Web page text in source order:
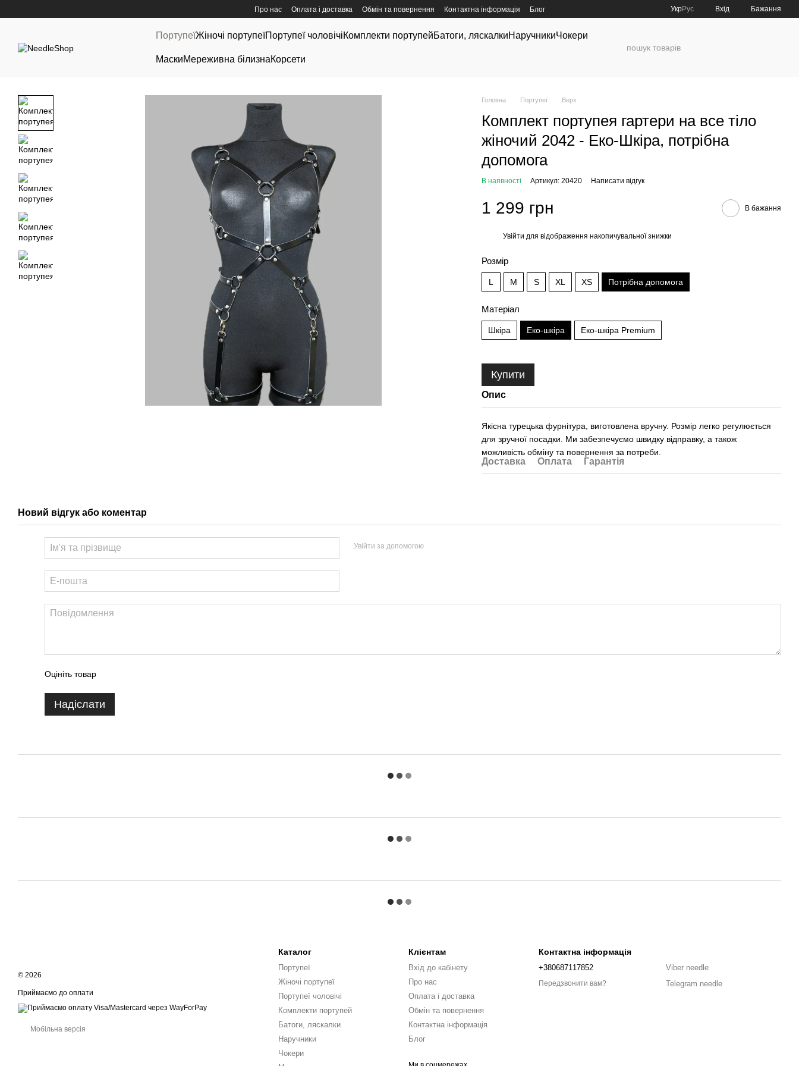
Про нас Оплата і доставка Обмін та повернення Контактна інформація Блог УкрРус Вхід Бажання
ПортупеїЖіночі портупеїПортупеї чоловічіКомплекти портупейБатоги, ляскалкиНаручникиЧокери
МаскиМереживна білизнаКорсети
Головна Портупеї Верх
Комплект портупея гартери на все тіло
жіночий 2042 - Еко-Шкіра, потрібна
допомога
В наявності Артикул: 20420 Написати відгук
1 299 грн В бажання
Увійти для відображення накопичувальної знижки
Розмір
L M S XL XS Потрібна допомога
Матеріал
Шкіра Еко-шкіра Еко-шкіра Premium
Купити
Опис
Якісна турецька фурнітура, виготовлена вручну. Розмір легко регулюється
для зручної посадки. Ми забезпечуємо швидку відправку, а також
можливість обміну та повернення за потреби.
Доставка Оплата Гарантія
Новий відгук або коментар
Увійти за допомогою
Оцініть товар
Надіслати
© 2026
Приймаємо до оплати
Мобільна версія
Каталог
Портупеї
Жіночі портупеї
Портупеї чоловічі
Комплекти портупей
Батоги, ляскалки
Наручники
Чокери
Клієнтам
Вхід до кабінету
Про нас
Оплата і доставка
Обмін та повернення
Контактна інформація
Блог
Контактна інформація
+380687117852
Передзвонити вам?
Viber needle
Telegram needle